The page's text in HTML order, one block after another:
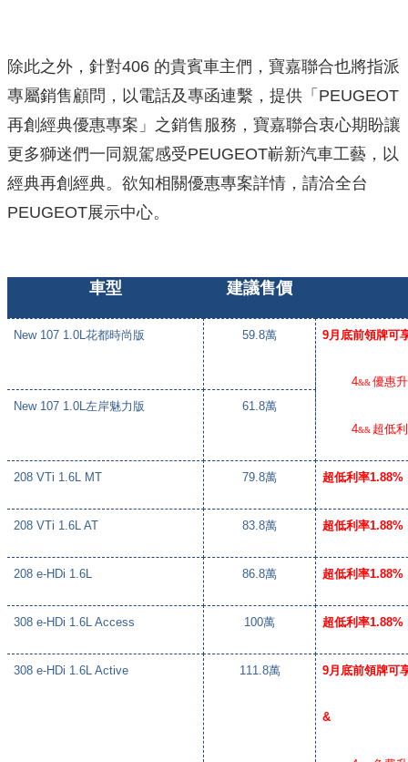
除此之外，針對406 的貴賓車主們，寶嘉聯合也將指派
專屬銷售顧問，以電話及專函連繫，提供「PEUGEOT
再創經典優惠專案」之銷售服務，寶嘉聯合衷心期盼讓
更多獅迷們一同親駕感受PEUGEOT嶄新汽車工藝，以
經典再創經典。欲知相關優惠專案詳情，請洽全台
PEUGEOT展示中心。
車型 建議售價
New 107 1.0L花都時尚版 59.8萬 9月底前領牌可
4&&優惠
4&& 超低
New 107 1.0L 左岸魅力版 61.8萬
208 VTi 1.6L MT 79.8萬 超低利率1.88%
208 VTi 1.6L AT 83.8萬 超低利率1.88%
208 e-HDi 1.6L 86.8萬 超低利率1.88%
308 e-HDi 1.6L Access 100萬 超低利率1.88%
308 e-HDi 1.6L Active 111.8萬 9月底前領牌可
&